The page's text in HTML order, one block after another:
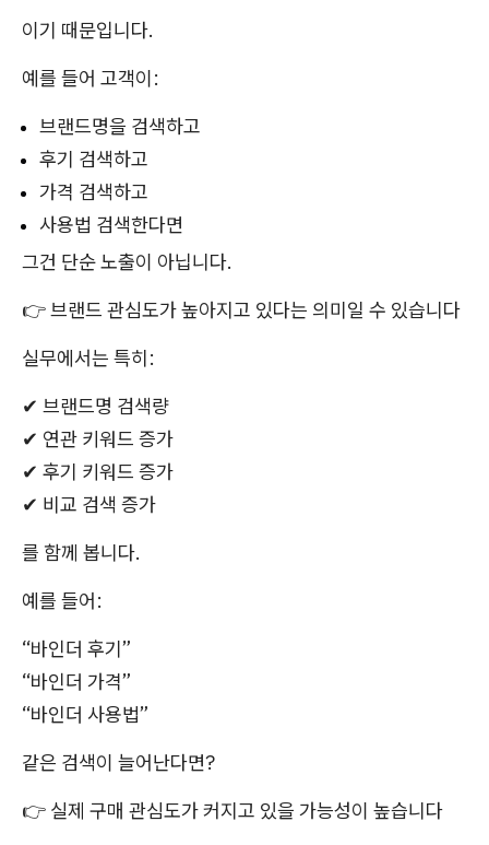
이기 때문입니다.
예를 들어 고객이:
브랜드명을 검색하고
후기 검색하고
가격 검색하고
사용법 검색한다면
그건 단순 노출이 아닙니다.
👉 브랜드 관심도가 높아지고 있다는 의미일 수 있습니다
실무에서는 특히:
✔ 브랜드명 검색량
✔ 연관 키워드 증가
✔ 후기 키워드 증가
✔ 비교 검색 증가
를 함께 봅니다.
예를 들어:
“바인더 후기”
“바인더 가격”
“바인더 사용법”
같은 검색이 늘어난다면?
👉 실제 구매 관심도가 커지고 있을 가능성이 높습니다